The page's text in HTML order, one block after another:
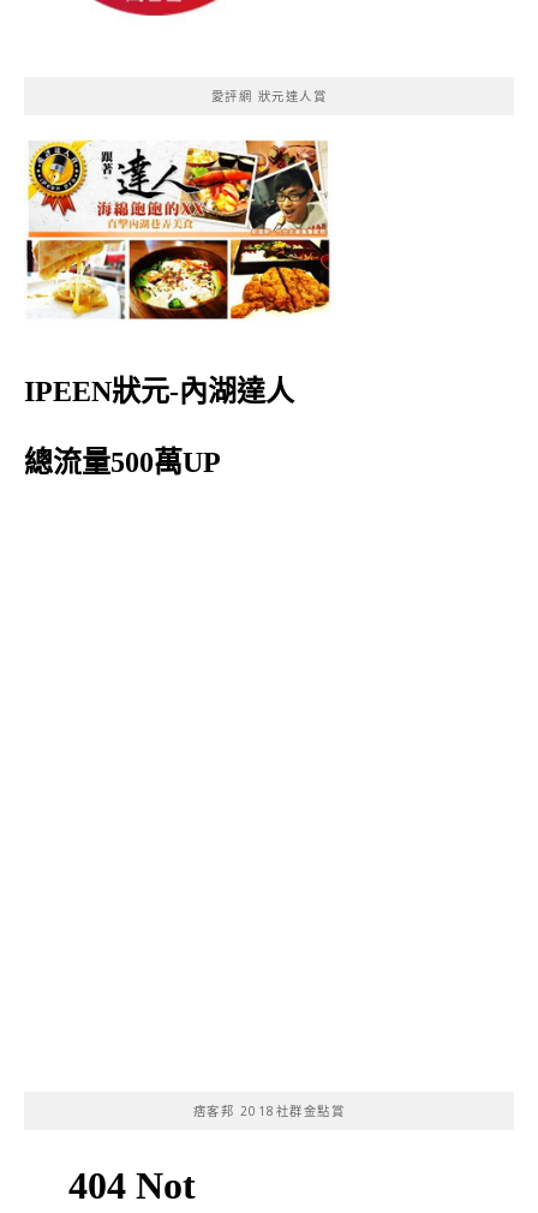
愛評網 狀元達人賞
IPEEN狀元-內湖達人
總流量500萬UP
痞客邦 2018社群金點賞